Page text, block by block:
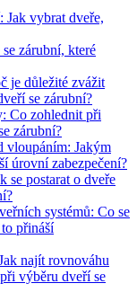
Jak vybrat dveře,
zárubní, které
je důležité zvážit
se zárubní?
Co zohlednit při
zárubní?
vloupáním: Jakým
úrovní zabezpečení?
se postarat o dveře
systémů: Co se
přináší
najít rovnováhu
výběru dveří se